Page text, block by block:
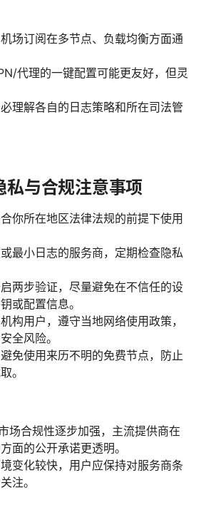
场订阅在多节点、负载均衡方面通
代理的一键配置可能更友好，但灵
理解各自的日志策略和所在司法管
私与合规注意事项
你所在地区法律法规的前提下使用
最小日志的服务商，定期检查隐私
两步验证，尽量避免在不信任的设
或配置信息。
构用户，遵守当地网络使用政策，
全风险。
免使用来历不明的免费节点，防止
。
场合规性逐步加强，主流提供商在
面的公开承诺更透明。
变化较快，用户应保持对服务商条
注。